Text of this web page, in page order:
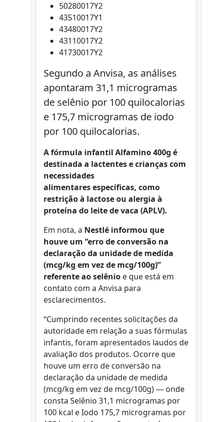
50280017Y2
43510017Y1
43480017Y2
43110017Y2
41730017Y2
Segundo a Anvisa, as análises
apontaram 31,1 microgramas
de selênio por 100 quilocalorias
e 175,7 microgramas de iodo
por 100 quilocalorias.
A fórmula infantil Alfamino 400g é
destinada a lactentes e crianças com
necessidades
alimentares específicas, como
restrição à lactose ou alergia à
proteína do leite de vaca (APLV).
Em nota, a Nestlé informou que
houve um “erro de conversão na
declaração da unidade de medida
(mcg/kg em vez de mcg/100g)”
referente ao selênio e que está em
contato com a Anvisa para
esclarecimentos.
“Cumprindo recentes solicitações da
autoridade em relação a suas fórmulas
infantis, foram apresentados laudos de
avaliação dos produtos. Ocorre que
houve um erro de conversão na
declaração da unidade de medida
(mcg/kg em vez de mcg/100g) — onde
consta Selênio 31,1 microgramas por
100 kcal e Iodo 175,7 microgramas por